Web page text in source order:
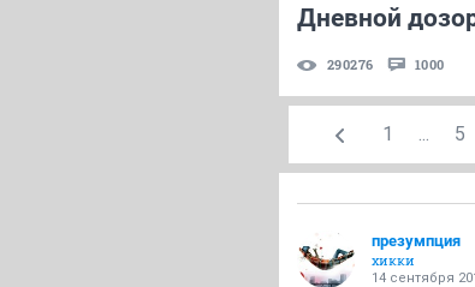
Дневной
290276 1000
1 ... 5
презумпция
хикки
14 сентября